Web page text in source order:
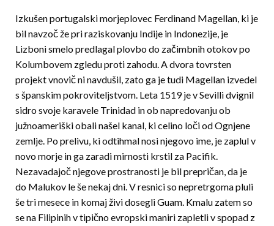
Izkušen portugalski morjeplovec Ferdinand Magellan, ki je
bil navzoč že pri raziskovanju Indije in Indonezije, je
Lizboni smelo predlagal plovbo do začimbnih otokov po
Kolumbovem zgledu proti zahodu. A dvora tovrsten
projekt vnovič ni navdušil, zato ga je tudi Magellan izvedel
s španskim pokroviteljstvom. Leta 1519 je v Sevilli dvignil
sidro svoje karavele Trinidad in ob napredovanju ob
južnoameriški obali našel kanal, ki celino loči od Ognjene
zemlje. Po prelivu, ki odtihmal nosi njegovo ime, je zaplul v
novo morje in ga zaradi mirnosti krstil za Pacifik.
Nezavadajoč njegove prostranosti je bil prepričan, da je
do Malukov le še nekaj dni. V resnici so nepretrgoma pluli
še tri mesece in komaj živi dosegli Guam. Kmalu zatem so
se na Filipinih v tipično evropski maniri zapletli v spopad z